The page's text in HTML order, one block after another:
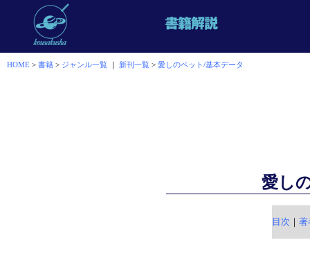
HOME > 書籍 > ジャンル一覧 ｜ 新刊一覧 > 愛しのペット/基本データ
愛し
目次 ｜ 著